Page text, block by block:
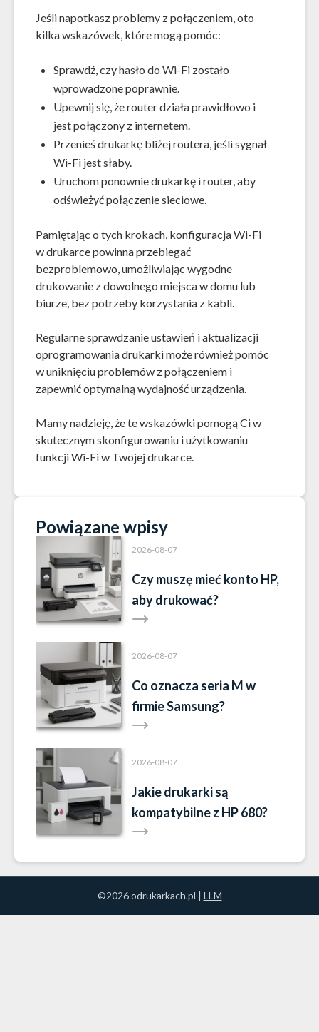
Jeśli napotkasz problemy z połączeniem, oto
kilka wskazówek, które mogą pomóc:
Sprawdź, czy hasło do Wi-Fi zostało
wprowadzone poprawnie.
Upewnij się, że router działa prawidłowo i
jest połączony z internetem.
Przenieś drukarkę bliżej routera, jeśli sygnał
Wi-Fi jest słaby.
Uruchom ponownie drukarkę i router, aby
odświeżyć połączenie sieciowe.
Pamiętając o tych krokach, konfiguracja Wi-Fi
w drukarce powinna przebiegać
bezproblemowo, umożliwiając wygodne
drukowanie z dowolnego miejsca w domu lub
biurze, bez potrzeby korzystania z kabli.
Regularne sprawdzanie ustawień i aktualizacji
oprogramowania drukarki może również pomóc
w uniknięciu problemów z połączeniem i
zapewnić optymalną wydajność urządzenia.
Mamy nadzieję, że te wskazówki pomogą Ci w
skutecznym skonfigurowaniu i użytkowaniu
funkcji Wi-Fi w Twojej drukarce.
Powiązane wpisy
2026-08-07
Czy muszę mieć konto HP,
aby drukować?
2026-08-07
Co oznacza seria M w
firmie Samsung?
2026-08-07
Jakie drukarki są
kompatybilne z HP 680?
©2026 odrukarkach.pl | LLM